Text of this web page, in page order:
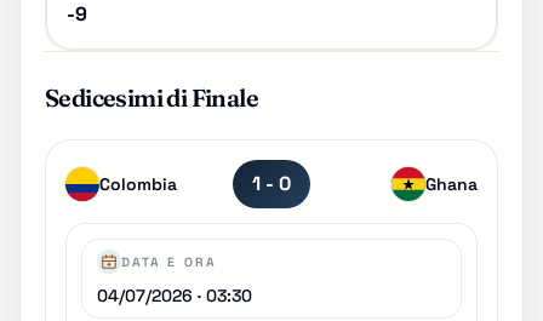
-9
Sedicesimi di Finale
Colombia 1 - 0 Ghana
DATA E ORA
04/07/2026 · 03:30